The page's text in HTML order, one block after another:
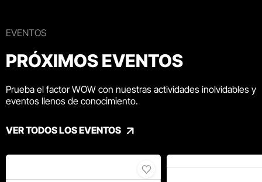
EVENTOS
PRÓXIMOS EVENTOS
Prueba el factor WOW con nuestras actividades inolvidables y
eventos llenos de conocimiento.
VER TODOS LOS EVENTOS